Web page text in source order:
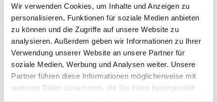
Wir verwenden Cookies, um Inhalte und Anzeigen zu
personalisieren, Funktionen für soziale Medien anbieten
zu können und die Zugriffe auf unsere Website zu
analysieren. Außerdem geben wir Informationen zu Ihrer
Verwendung unserer Website an unsere Partner für
soziale Medien, Werbung und Analysen weiter. Unsere
Partner führen diese Informationen möglicherweise mit
weiteren Daten zusammen, die Sie ihnen bereitgestellt
Bitte Benutzernamen oder Emailadresse eingeben.
Es wird eine Email mit einem Link zur Gernerierung des neuen
Passwortes geschickt.
Benutzername oder Email